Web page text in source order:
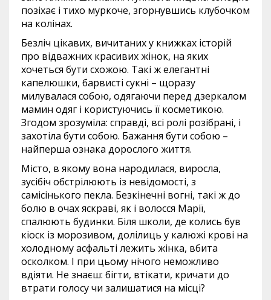
позіхає і тихо муркоче, згорнувшись клубочком
на колінах.
Безліч цікавих, вичитаних у книжках історій
про відважних красивих жінок, на яких
хочеться бути схожою. Такі ж елегантні
капелюшки, барвисті сукні – щоразу
милувалася собою, одягаючи перед дзеркалом
мамин одяг і користуючись її косметикою.
Згодом зрозуміла: справді, всі ролі розібрані, і
захотіла бути собою. Бажання бути собою –
найперша ознака дорослого життя.
Місто, в якому вона народилася, виросла,
зусібіч обстрілюють із невідомості, з
самісінького пекла. Безкінечні вогні, такі ж до
болю в очах яскраві, як і волосся Марії,
спалюють будинки. Біля школи, де колись був
кіоск із морозивом, долілиць у калюжі крові на
холодному асфальті лежить жінка, вбита
осколком. І при цьому нічого неможливо
вдіяти. Не знаєш: бігти, втікати, кричати до
втрати голосу чи залишатися на місці?